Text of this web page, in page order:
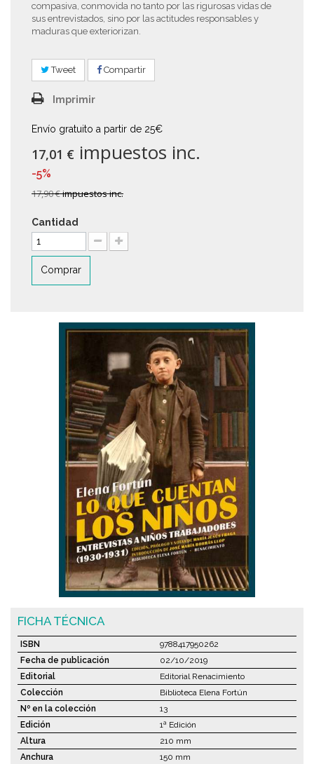
compasiva, conmovida no tanto por las rigurosas vidas de
sus entrevistados, sino por las actitudes responsables y
maduras que exteriorizan.
Tweet Compartir
Imprimir
Envío gratuito a partir de 25€
17,01 € impuestos inc.
-5%
17,90 €impuestos inc.
Cantidad
Comprar
FICHA TÉCNICA
ISBN
9788417950262
Fecha de publicación
02/10/2019
Editorial
Editorial Renacimiento
Colección
Biblioteca Elena Fortún
Nº en la colección
13
Edición
1ª Edición
Altura
210 mm
Anchura
150 mm